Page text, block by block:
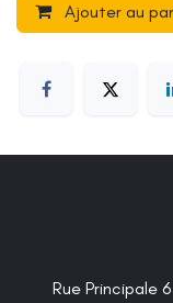
Ajouter au
Rue Principale